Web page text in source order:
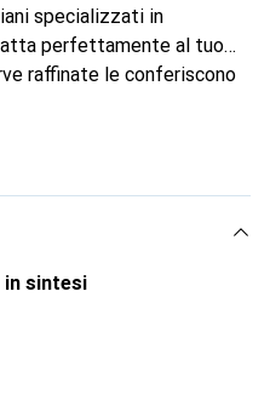
specializzati in
perfettamente al tuo
raffinate le conferiscono
Il marchio Noreve è
per una clientela
in sintesi